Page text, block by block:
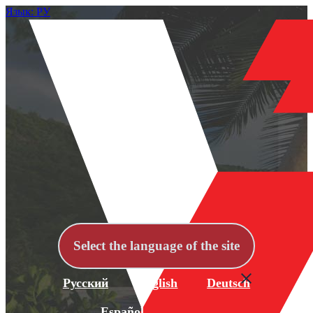
Язык: РУ
Select the language of the site
Русский English Deutsch